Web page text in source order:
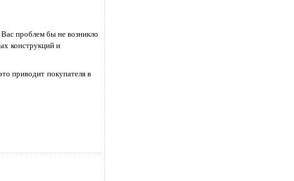
проблем бы не возникло
конструкций и
приводит покупателя в